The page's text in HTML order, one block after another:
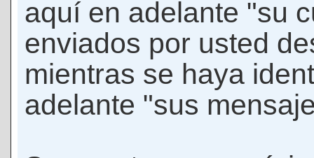
aquí en adelante "su
enviados por usted
mientras se haya
adelante "sus